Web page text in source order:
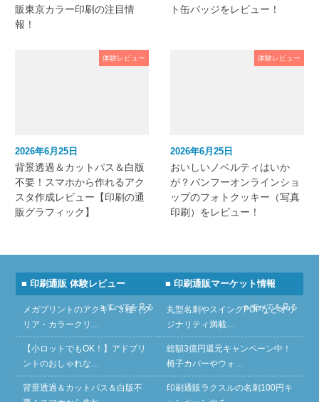
販東京カラー印刷の注目情
報！
ト缶バッジをレビュー！
体験レビュー
2026年6月25日
背景透過＆カットパス＆白版
不要！スマホから作れるアク
スタ作成レビュー【印刷の通
販グラフィック】
体験レビュー
2026年6月25日
おいしいノベルティはいか
が？バンフーオンラインショ
ップのフォトクッキー（写真
印刷）をレビュー！
■ 印刷通販 体験レビュー
» すべてを見る
メガプリントのアクキー３種（ク
リア・カラークリ…
【小ロットでもOK！】アドプリ
ントのおしゃれな…
背景透過＆カットパス＆白版不
■ 印刷通販マーケット情報
» すべてを見る
丸型名刺やスイングPOPなどオリ
ジナリティ満載…
総額3億円還元キャンペーン中！
椅子カバーやウォ…
印刷通販ラクスルの名刺100円キ